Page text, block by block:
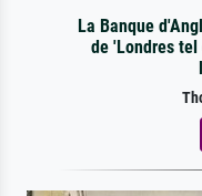
La Banque
de 'Londres